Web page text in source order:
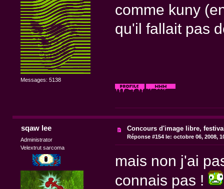
Messages: 5138
comme kuny
qu'il fallait pas
sqaw lee
Administrator
Velextrut sarcoma
Concours d'image libre,
Réponse #154 le: octobre 06, 2008,
mais non j'ai
connais pas !